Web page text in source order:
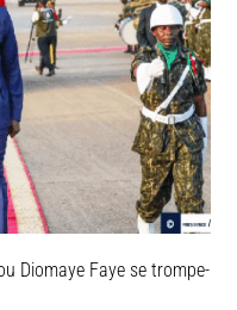
Diomaye Faye se trompe-